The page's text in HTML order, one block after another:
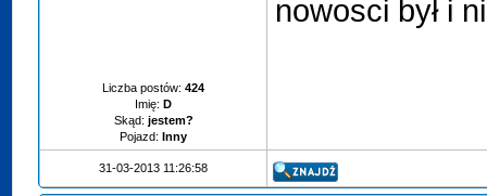
Liczba postów:424
Imię: D
Skąd: jestem?
Pojazd: Inny
nowosci był i
31-03-2013 11:26:58